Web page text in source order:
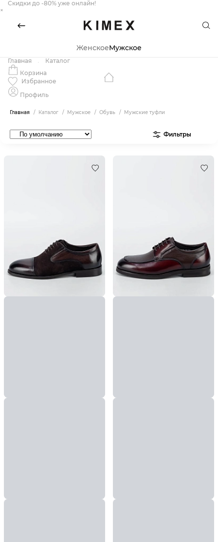
Скидки до -80% уже онлайн!
×
ЖенскоеМужское
Главная
Каталог
Корзина
Избранное
Профиль
Главная Каталог Мужское Обувь Мужские туфли
Фильтры